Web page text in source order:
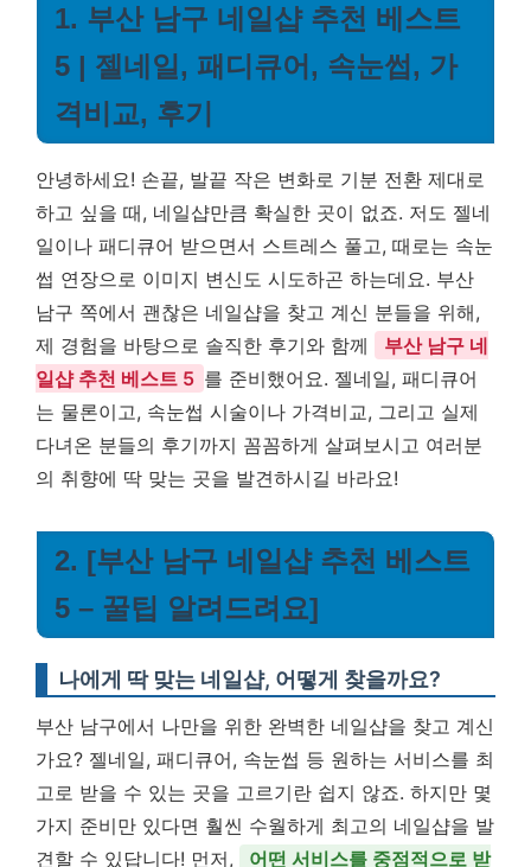
1. 부산 남구 네일샵 추천 베스트
5 | 젤네일, 패디큐어, 속눈썹, 가
격비교, 후기
안녕하세요! 손끝, 발끝 작은 변화로 기분 전환 제대로
하고 싶을 때, 네일샵만큼 확실한 곳이 없죠. 저도 젤네
일이나 패디큐어 받으면서 스트레스 풀고, 때로는 속눈
썹 연장으로 이미지 변신도 시도하곤 하는데요. 부산
남구 쪽에서 괜찮은 네일샵을 찾고 계신 분들을 위해,
제 경험을 바탕으로 솔직한 후기와 함께
부산 남구 네
일샵 추천 베스트 5 를 준비했어요. 젤네일, 패디큐어
는 물론이고, 속눈썹 시술이나 가격비교, 그리고 실제
다녀온 분들의 후기까지 꼼꼼하게 살펴보시고 여러분
의 취향에 딱 맞는 곳을 발견하시길 바라요!
2. [부산 남구 네일샵 추천 베스트
5 – 꿀팁 알려드려요]
나에게 딱 맞는 네일샵, 어떻게 찾을까요?
부산 남구에서 나만을 위한 완벽한 네일샵을 찾고 계신
가요? 젤네일, 패디큐어, 속눈썹 등 원하는 서비스를 최
고로 받을 수 있는 곳을 고르기란 쉽지 않죠. 하지만 몇
가지 준비만 있다면 훨씬 수월하게 최고의 네일샵을 발
견할 수 있답니다! 먼저,
어떤 서비스를 중점적으로 받